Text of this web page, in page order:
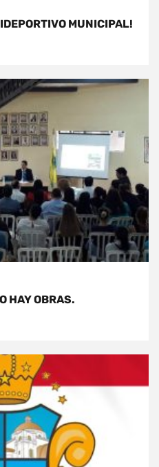
MUNICIPAL!
HAY OBRAS.